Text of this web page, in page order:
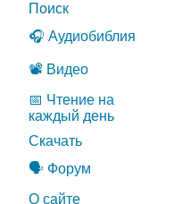
Поиск
🎧 Аудиобиблия
📽️ Видео
📅 Чтение на
каждый день
Скачать
🗣️ Форум
О сайте